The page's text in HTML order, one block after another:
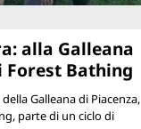
alla Galleana
Bathing
Galleana di Piacenza,
parte di un ciclo di